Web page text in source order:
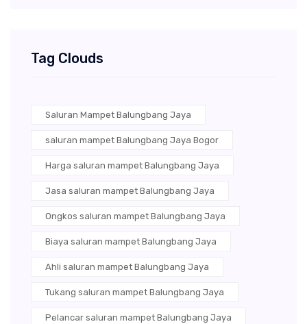
Tag Clouds
Saluran Mampet Balungbang Jaya
saluran mampet Balungbang Jaya Bogor
Harga saluran mampet Balungbang Jaya
Jasa saluran mampet Balungbang Jaya
Ongkos saluran mampet Balungbang Jaya
Biaya saluran mampet Balungbang Jaya
Ahli saluran mampet Balungbang Jaya
Tukang saluran mampet Balungbang Jaya
Pelancar saluran mampet Balungbang Jaya